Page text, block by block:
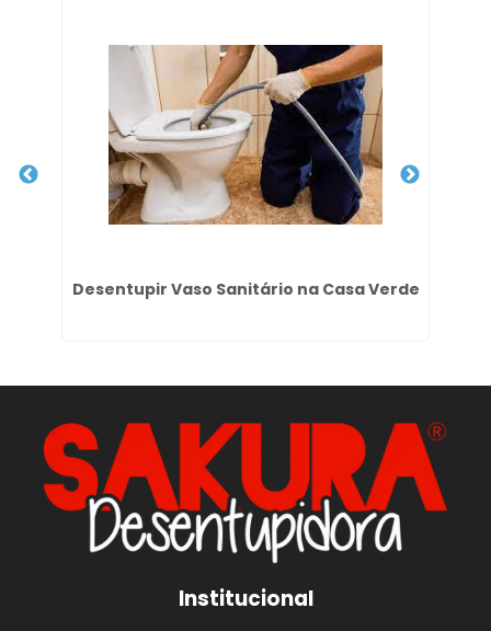
Desentupir Vaso Sanitário na Casa Verde
Institucional